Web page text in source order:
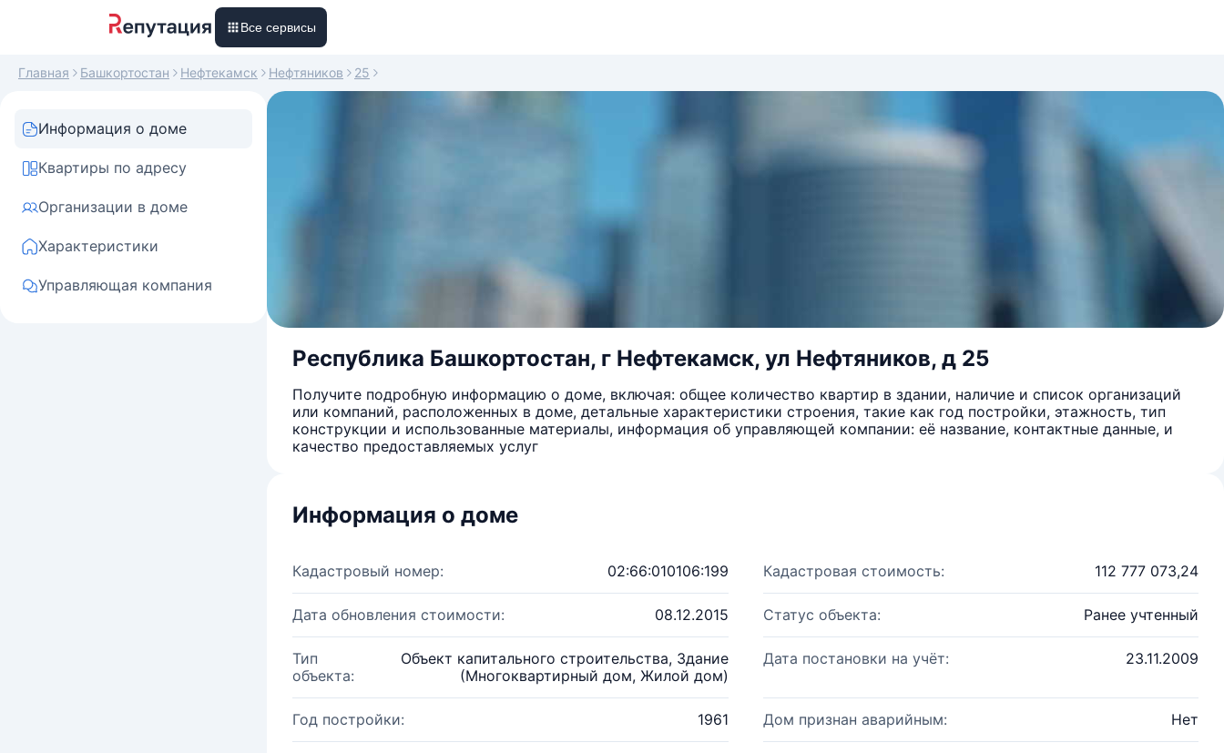
Все сервисы
Главная Башкортостан Нефтекамск Нефтяников 25
Информация о доме
Квартиры по адресу
Организации в доме
Характеристики
Управляющая компания
Республика Башкортостан, г Нефтекамск, ул Нефтяников, д 25
Получите подробную информацию о доме, включая: общее количество квартир в здании, наличие и список организаций
или компаний, расположенных в доме, детальные характеристики строения, такие как год постройки, этажность, тип
конструкции и использованные материалы, информация об управляющей компании: её название, контактные данные, и
качество предоставляемых услуг
Информация о доме
Кадастровый номер: 02:66:010106:199 Кадастровая стоимость: 112 777 073,24
Дата обновления стоимости: 08.12.2015 Статус объекта: Ранее учтенный
Тип
объекта:
Объект капитального строительства, Здание
(Многоквартирный дом, Жилой дом)
Дата постановки на учёт: 23.11.2009
Год постройки: 1961 Дом признан аварийным: Нет